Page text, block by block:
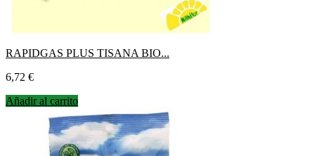
RAPIDGAS PLUS TISANA BIO...
Precio
6,72 €
Añadir al carrito